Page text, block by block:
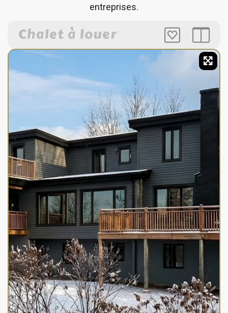
entreprises.
Chalet à louer